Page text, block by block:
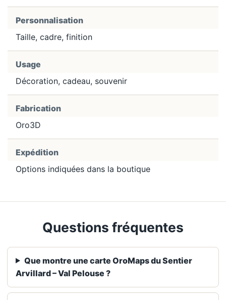
Personnalisation
Taille, cadre, finition
Usage
Décoration, cadeau, souvenir
Fabrication
Oro3D
Expédition
Options indiquées dans la boutique
Questions fréquentes
Que montre une carte OroMaps du Sentier
Arvillard – Val Pelouse ?